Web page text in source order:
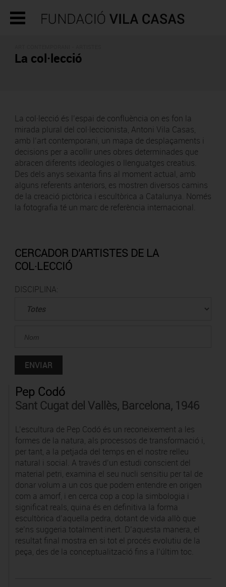
La col·lecció
La col·lecció és l’espai de confluència on es fon la
mirada plural del col·leccionista, Antoni Vila Casas,
amb l’art contemporani, un mapa de desplaçaments i
decisions per a acollir unes obres determinades que
abracen diferents ideologies o llenguatges creatius.
Des dels anys seixanta fins al moment actual, amb
alguns referents anteriors, es mostren diversos camins
de la creació pictòrica i escultòrica a Catalunya. Només
la fotografia té un marc de referència internacional.
CERCADOR D'ARTISTES DE LA
COL·LECCIÓ
DISCIPLINA:
Pep Codó
Sant Cugat del Vallès, Barcelona, 1946
L’escultura de Pep Codó és un reconeixement a les
formes de la natura, als processos de transformació i,
per tant, a la petjada del temps en el nostre relleu
natural i social. A través d’un estudi conscient del
material petri, examina el seu nucli sensitiu per tal de
donar volum a un cos que podem entendre en origen
com a amorf, i en cerca cop a cop la simbologia i
significat reals, quina és en definitiva la forma
escultòrica d’aquella pedra, dotant de vida allò que
se’ns suggeria totalment inert. D’aquesta manera, el
resultat final mostra en si tot el procés evolutiu de la
peça, des de la conceptualització fins a l’últim toc.